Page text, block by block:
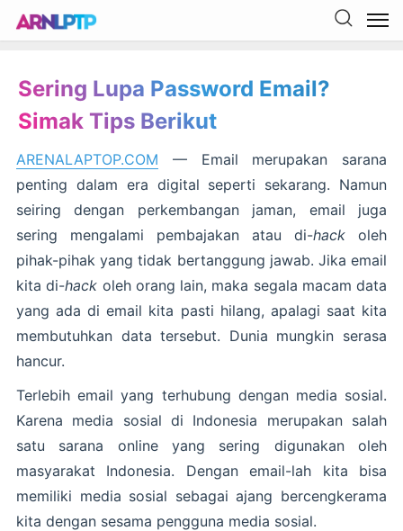
Sering Lupa Password Email?
Simak Tips Berikut
ARENALAPTOP.COM — Email merupakan sarana
penting dalam era digital seperti sekarang. Namun
seiring dengan perkembangan jaman, email juga
sering mengalami pembajakan atau di-hack oleh
pihak-pihak yang tidak bertanggung jawab. Jika email
kita di-hack oleh orang lain, maka segala macam data
yang ada di email kita pasti hilang, apalagi saat kita
membutuhkan data tersebut. Dunia mungkin serasa
hancur.
Terlebih email yang terhubung dengan media sosial.
Karena media sosial di Indonesia merupakan salah
satu sarana online yang sering digunakan oleh
masyarakat Indonesia. Dengan email-lah kita bisa
memiliki media sosial sebagai ajang bercengkerama
kita dengan sesama pengguna media sosial.